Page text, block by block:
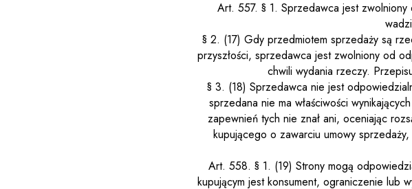
Art. 557. § 1. Sprzedawca jest zwolniony
§ 2. (17) Gdy przedmiotem sprzedaży są
przyszłości, sprzedawca jest zwolniony od
chwili wydania rzeczy.
§ 3. (18) Sprzedawca nie jest
sprzedana nie ma właściwości
zapewnień tych nie znał ani, oceniając
kupującego o zawarciu umowy
Art. 558. § 1. (19) Strony mogą
kupującym jest konsument, ograniczenie lub